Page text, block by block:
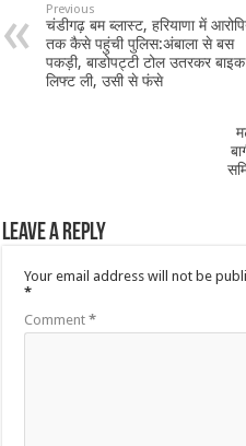
Previous
चंडीगढ़ बम ब्लास्ट, हरियाणा में
तक कैसे पहुंची पुलिस:अंबाला से बस
पकड़ी, बाडोपट्टी टोल उतरकर
लिफ्ट ली, उसी से फंसे
Leave a Reply
Your email address will not be
*
Comment*